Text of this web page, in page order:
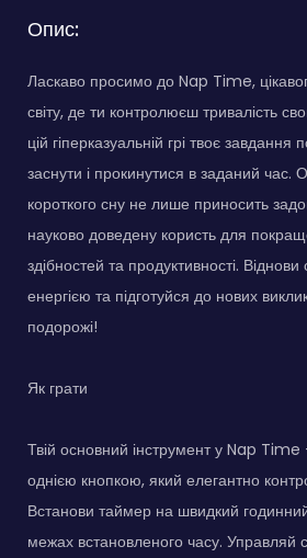
Опис:
Ласкаво просимо до Nap Time,
світу, де ти контролюєш тривалість
цій гіперказуальній грі твоє
заснути і прокинутися в заданий час.
короткого сну не лише приносить
науково доведену користь для
здібностей та продуктивності.
енергією та підготуйся до нових
подорожі!
Як грати
Твій основний інструмент у Nap
однією кнопкою, який елегантно
Встанови таймер на швидкий
межах встановленого часу. Управляй